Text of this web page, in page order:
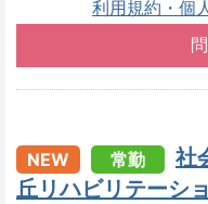
利用規約・個
NEW 常勤
社
丘リハビリテーシ